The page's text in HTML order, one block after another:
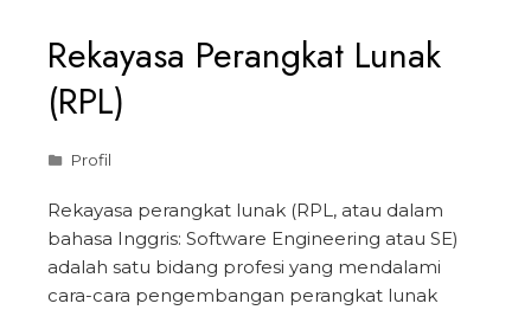
Rekayasa Perangkat Lunak
(RPL)
Profil
Rekayasa perangkat lunak (RPL, atau dalam
bahasa Inggris: Software Engineering atau SE)
adalah satu bidang profesi yang mendalami
cara-cara pengembangan perangkat lunak